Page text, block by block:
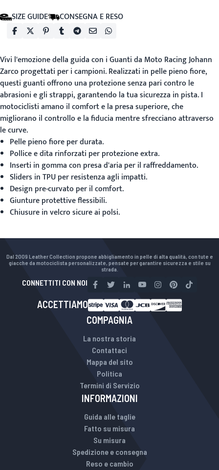
SIZE GUIDE CONSEGNA E RESO
Vivi l'emozione della guida con iGuanti da Moto Racing Johann
Zarco progettati per i campioni. Realizzati in pelle pieno fiore,
questi guanti offrono una protezione senza pari contro le
abrasioni e gli strappi, garantendo la tua sicurezza in pista. I
motociclisti amano il comfort e la presa superiore, che
migliorano il controllo e la fiducia mentre sfrecciano attraverso
le curve.
Pelle pieno fiore per durata.
Pollice e dita rinforzati per protezione extra.
Inserti in gomma con presa d'aria per il raffreddamento.
Sliders in TPU per resistenza agli impatti.
Design pre-curvato per il comfort.
Giunture protettive flessibili.
Chiusure in velcro sicure ai polsi.
Dal 2009 Leather Collection propone abbigliamento in pelle di alta qualità, con tute e
giacche da motociclista personalizzate, pensate per garantire sicurezza e stile su
strada.
CONNETTITI CON NOI
ACCETTIAMO
COMPAGNIA
La nostra storia
Contattaci
Mappa del sito
Politica
Termini di Servizio
INFORMAZIONI
Guida alle taglie
Fatto su misura
Su misura
Spedizione e consegna
Reso e cambio